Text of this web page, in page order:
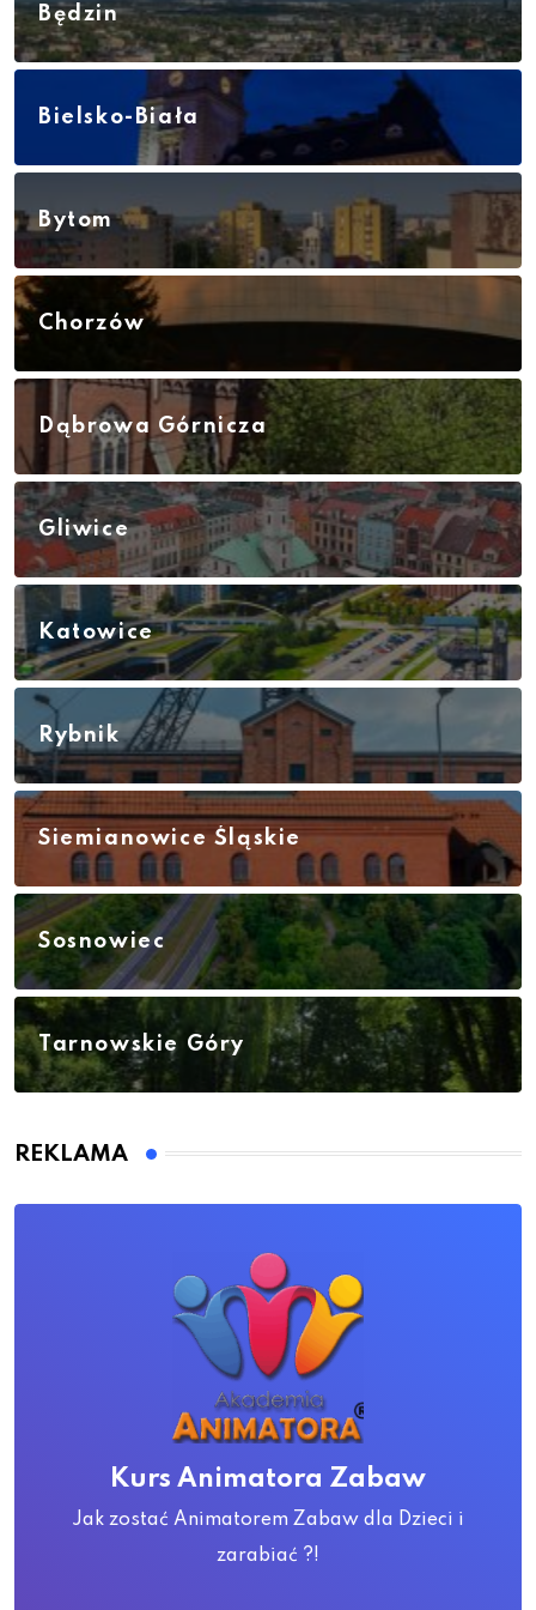
Będzin
Bielsko-Biała
Bytom
Chorzów
Dąbrowa Górnicza
Gliwice
Katowice
Rybnik
Siemianowice Śląskie
Sosnowiec
Tarnowskie Góry
REKLAMA
Kurs Animatora Zabaw
Jak zostać Animatorem Zabaw dla Dzieci i
zarabiać ?!